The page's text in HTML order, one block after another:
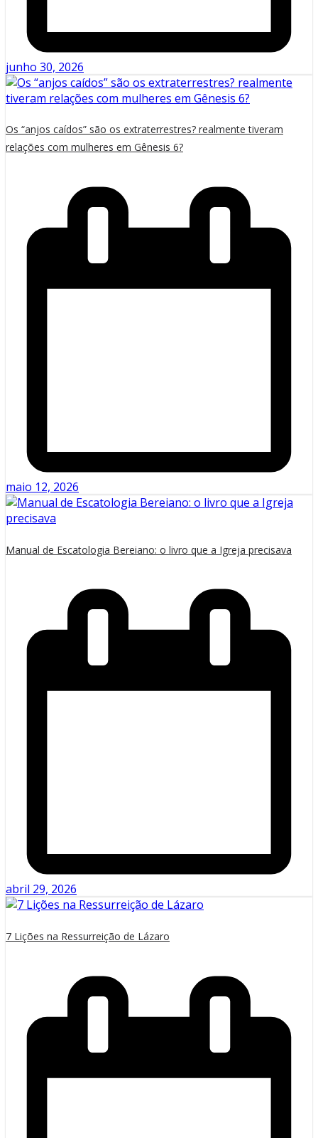
junho 30, 2026
Os “anjos caídos” são os extraterrestres? realmente tiveram
relações com mulheres em Gênesis 6?
maio 12, 2026
Manual de Escatologia Bereiano: o livro que a Igreja precisava
abril 29, 2026
7 Lições na Ressurreição de Lázaro